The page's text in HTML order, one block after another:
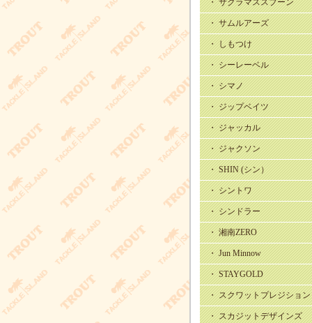
・ サクラマススプーン
・ サムルアーズ
・ しもつけ
・ シーレーベル
・ シマノ
・ ジップベイツ
・ ジャッカル
・ ジャクソン
・ SHIN (シン）
・ シントワ
・ シンドラー
・ 湘南ZERO
・ Jun Minnow
・ STAYGOLD
・ スクワットプレジション
・ スカジットデザインズ